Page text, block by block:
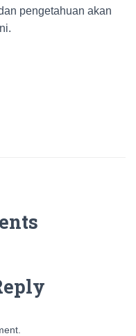
pengetahuan akan